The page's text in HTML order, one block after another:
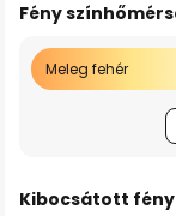
Fény
Meleg fehér
Kibocsátott